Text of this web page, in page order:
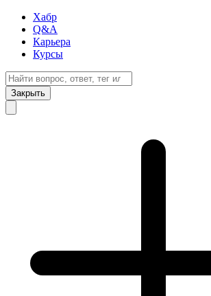
Хабр
Q&A
Карьера
Курсы
Закрыть